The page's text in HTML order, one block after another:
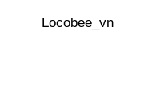
Locobee_vn